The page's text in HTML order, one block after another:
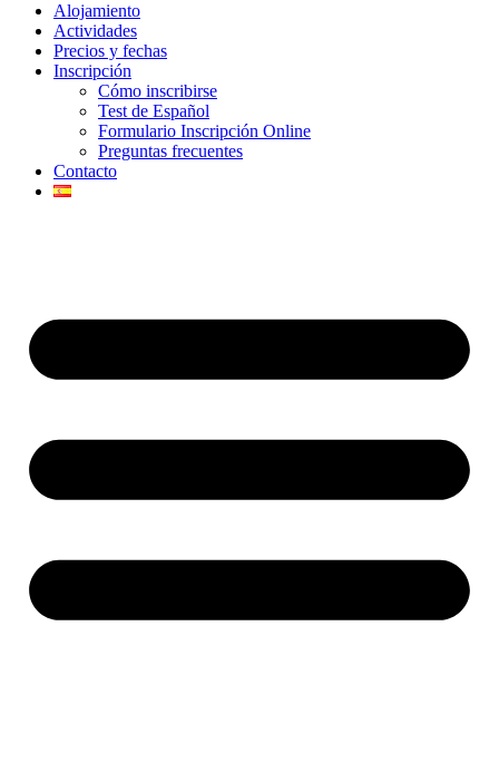
Alojamiento
Actividades
Precios y fechas
Inscripción
Cómo inscribirse
Test de Español
Formulario Inscripción Online
Preguntas frecuentes
Contacto